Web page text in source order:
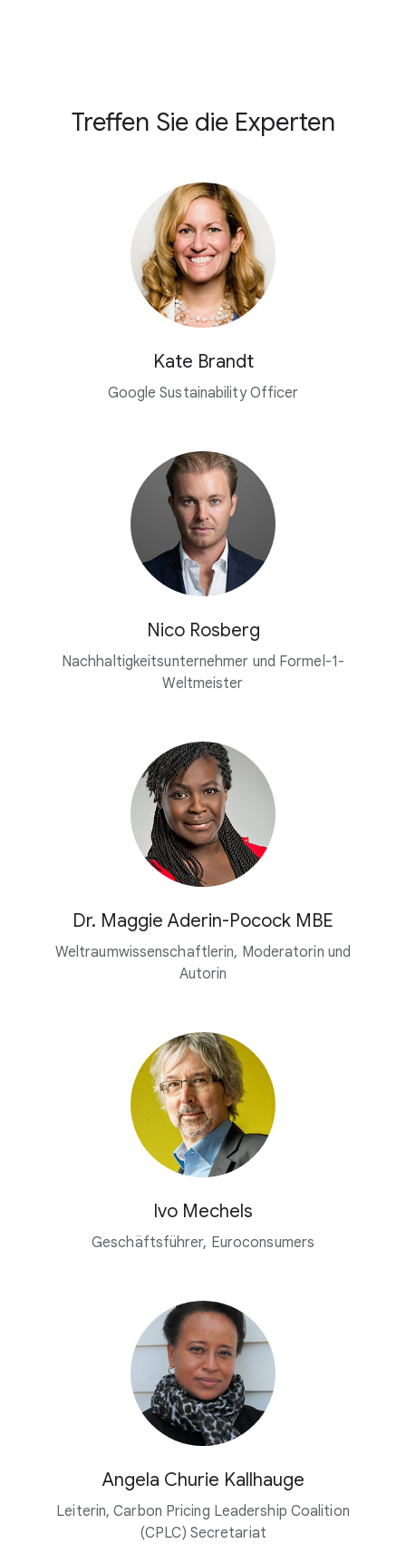
Treffen Sie die Experten
Kate Brandt
Google Sustainability Officer
Nico Rosberg
Nachhaltigkeitsunternehmer und Formel-1-
Weltmeister
Dr. Maggie Aderin-Pocock MBE
Weltraumwissenschaftlerin, Moderatorin und
Autorin
Ivo Mechels
Geschäftsführer, Euroconsumers
Angela Churie Kallhauge
Leiterin, Carbon Pricing Leadership Coalition
(CPLC) Secretariat